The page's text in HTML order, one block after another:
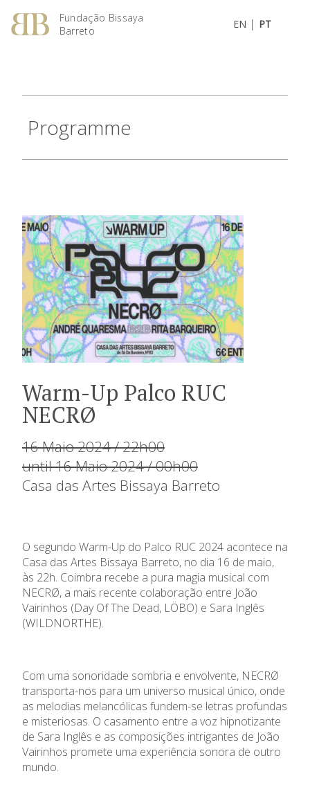
Fundação Bissaya
Barreto
EN | PT
Programme
Warm-Up Palco RUC
NECRØ
16 Maio 2024 / 22h00
until 16 Maio 2024 / 00h00
Casa das Artes Bissaya Barreto
O segundo Warm-Up do Palco RUC 2024 acontece na
Casa das Artes Bissaya Barreto, no dia 16 de maio,
às 22h. Coimbra recebe a pura magia musical com
NECRØ, a mais recente colaboração entre João
Vairinhos (Day Of The Dead, LÖBO) e Sara Inglês
(WILDNORTHE).
Com uma sonoridade sombria e envolvente, NECRØ
transporta-nos para um universo musical único, onde
as melodias melancólicas fundem-se letras profundas
e misteriosas. O casamento entre a voz hipnotizante
de Sara Inglês e as composições intrigantes de João
Vairinhos promete uma experiência sonora de outro
mundo.